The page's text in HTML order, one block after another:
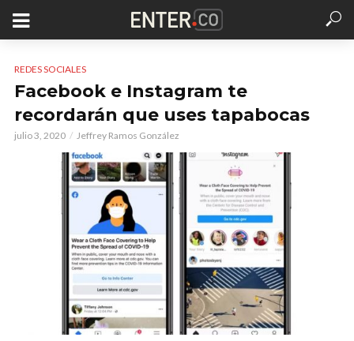
REDES SOCIALES
Facebook e Instagram te
recordarán que uses tapabocas
julio 3, 2020 Jeffrey Ramos González